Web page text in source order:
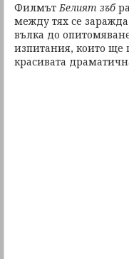
ФилмътБелият зъб
между тях се
вълка до
изпитания, които ще
красивата